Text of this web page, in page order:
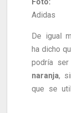
Adidas
De igual
ha dicho
podría ser
naranja,
que se